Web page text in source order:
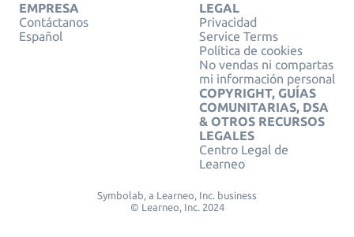
EMPRESA
Contáctanos
Español
LEGAL
Privacidad
Service Terms
Política de cookies
No vendas ni compartas
mi información personal
COPYRIGHT, GUÍAS
COMUNITARIAS, DSA
& OTROS RECURSOS
LEGALES
Centro Legal de
Learneo
Symbolab, a Learneo, Inc. business
© Learneo, Inc. 2024